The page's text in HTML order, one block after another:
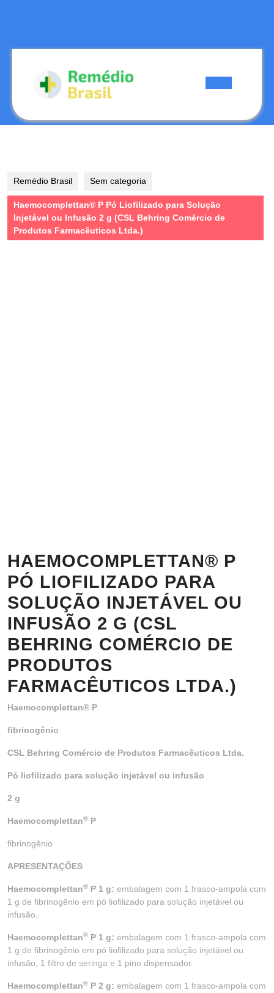
Remédio Brasil Sem categoria
Haemocomplettan® P Pó Liofilizado para Solução
Injetável ou Infusão 2 g (CSL Behring Comércio de
Produtos Farmacêuticos Ltda.)
HAEMOCOMPLETTAN® P
PÓ LIOFILIZADO PARA
SOLUÇÃO INJETÁVEL OU
INFUSÃO 2 G (CSL
BEHRING COMÉRCIO DE
PRODUTOS
FARMACÊUTICOS LTDA.)
Haemocomplettan® P
fibrinogênio
CSL Behring Comércio de Produtos Farmacêuticos Ltda.
Pó liofilizado para solução injetável ou infusão
2 g
Haemocomplettan® P
fibrinogênio
APRESENTAÇÕES
Haemocomplettan® P 1 g: embalagem com 1 frasco-ampola com
1 g de fibrinogênio em pó liofilizado para solução injetável ou
infusão.
Haemocomplettan® P 1 g: embalagem com 1 frasco-ampola com
1 g de fibrinogênio em pó liofilizado para solução injetável ou
infusão, 1 filtro de seringa e 1 pino dispensador.
Haemocomplettan® P 2 g: embalagem com 1 frasco-ampola com